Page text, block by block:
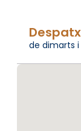
de dimarts i